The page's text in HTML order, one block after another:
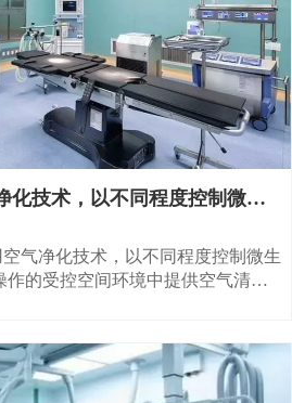
化技术，以不同程度控制微生
气净化技术，以不同程度控制微生
的受控空间环境中提供空气清洁